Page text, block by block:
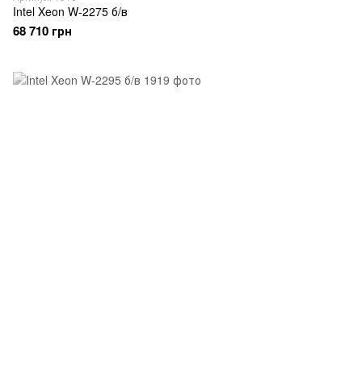
Intel Xeon W-2275 б/в
68 710 грн